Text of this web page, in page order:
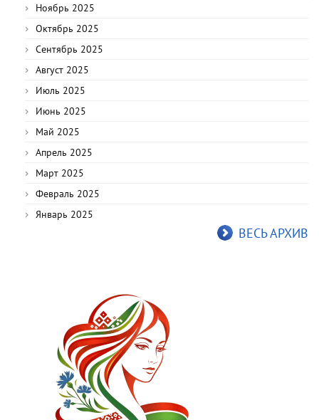
Ноябрь 2025
Октябрь 2025
Сентябрь 2025
Август 2025
Июль 2025
Июнь 2025
Май 2025
Апрель 2025
Март 2025
Февраль 2025
Январь 2025
ВЕСЬ АРХИВ